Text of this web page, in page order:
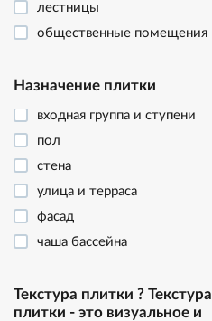
лестницы
общественные помещения
террасы и улица
Назначение плитки
входная группа и ступени
пол
стена
улица и терраса
фасад
чаша бассейна
Текстура плитки ? Текстура
плитки - это визуальное и